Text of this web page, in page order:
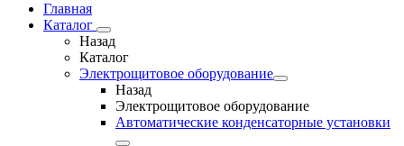
Главная
Каталог
Назад
Каталог
Электрощитовое оборудование
Назад
Электрощитовое оборудование
Автоматические конденсаторные установки